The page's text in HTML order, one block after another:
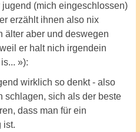
(mich eingeschlossen)
erzählt ihnen also nix
älter aber und deswegen
er halt nich irgendein
»):
wirklich so denkt - also
schlagen, sich als der beste
dass man für ein
ist.